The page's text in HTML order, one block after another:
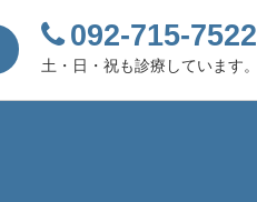
092-715-7522
土・日・祝も診療しています。